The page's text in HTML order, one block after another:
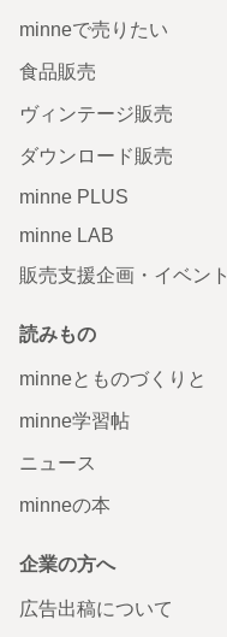
minneで売りたい
食品販売
ヴィンテージ販売
ダウンロード販売
minne PLUS
minne LAB
販売支援企画・イベント
読みもの
minneとものづくりと
minne学習帖
ニュース
minneの本
企業の方へ
広告出稿について